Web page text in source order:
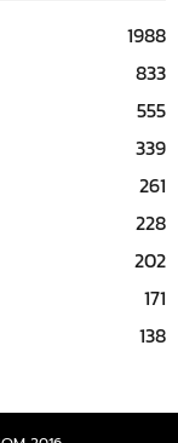
1988
833
555
339
261
228
202
171
138